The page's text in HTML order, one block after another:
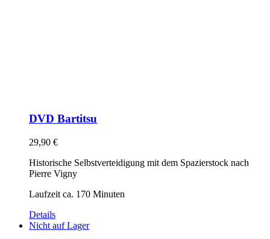
DVD Bartitsu
29,90 €
Historische Selbstverteidigung mit dem Spazierstock nach
Pierre Vigny
Laufzeit ca. 170 Minuten
Details
Nicht auf Lager